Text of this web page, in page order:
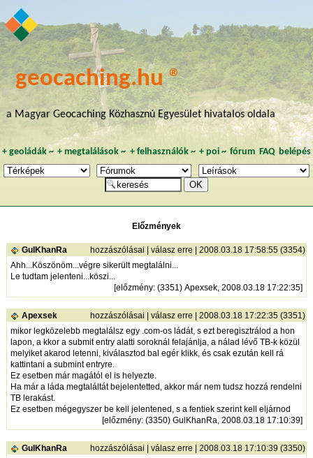
geocaching.hu ®
a Magyar Geocaching Közhasznú Egyesület hivatalos oldala
+ geoládák~ +megtalálások ~ + felhasználók~ + poi~ fórum FAQ belépés
Előzmények
GulKhanRa hozzászólásai válasz erre | 2008.03.18 17:58:55 (3354)
Ahh...Köszönöm...végre sikerült megtalálni...
Le tudtam jelenteni...köszi...
[előzmény: (3351) Apexsek, 2008.03.18 17:22:35]
Apexsek hozzászólásai válasz erre | 2008.03.18 17:22:35 (3351)
mikor legközelebb megtalálsz egy .com-os ládát, s ezt beregisztrálod a hon
lapon, a kkor a submit entry alatti soroknál felajánlja, a nálad lévő TB-k közül
melyiket akarod letenni, kiválasztod bal egér klikk, és csak ezután kell rá
kattintani a submint entryre.
Ez esetben már magától el is helyezte.
Ha már a láda megtaláltát bejelentetted, akkor már nem tudsz hozzá rendelni
TB lerakást.
Ez esetben mégegyszer be kell jelentened, s a fentiek szerint kell eljárnod
[előzmény: (3350) GulKhanRa, 2008.03.18 17:10:39]
GulKhanRa hozzászólásai válasz erre | 2008.03.18 17:10:39 (3350)